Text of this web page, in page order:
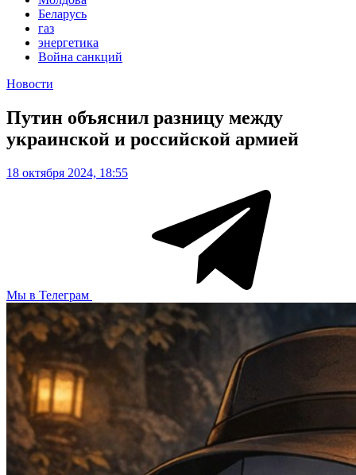
Беларусь
газ
энергетика
Война санкций
Новости
Путин объяснил разницу между
украинской и российской армией
18 октября 2024, 18:55
Мы в Телеграм